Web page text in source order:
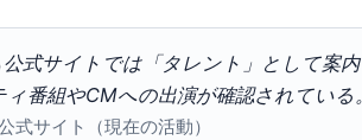
公式サイトでは「タレント」として案
ィ番組やCMへの出演が確認されている
式サイト（現在の活動）